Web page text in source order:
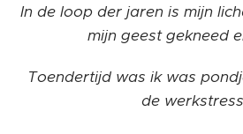
In de loop der jaren is mijn
mijn geest gekneed
Toendertijd was ik was
de